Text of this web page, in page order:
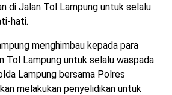
di Jalan Tol Lampung untuk selalu
hati.
menghimbau kepada para
Tol Lampung untuk selalu waspada
Lampung bersama Polres
melakukan penyelidikan untuk